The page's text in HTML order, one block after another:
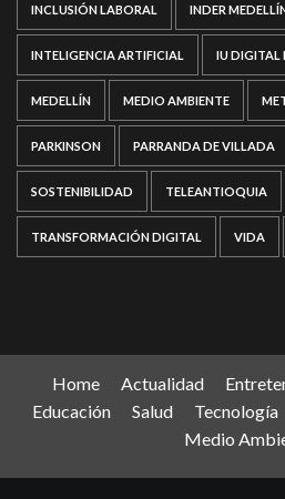
INCLUSIÓN LABORAL INDER
INTELIGENCIA ARTIFICIAL IU DIGITAL
MEDELLÍN MEDIO AMBIENTE
PARKINSON PARRANDA DE VILLADA
SOSTENIBILIDAD TELEANTIOQUIA
TRANSFORMACIÓN DIGITAL VIDA
Home Actualidad
Educación
Salud Tecnología
Medio